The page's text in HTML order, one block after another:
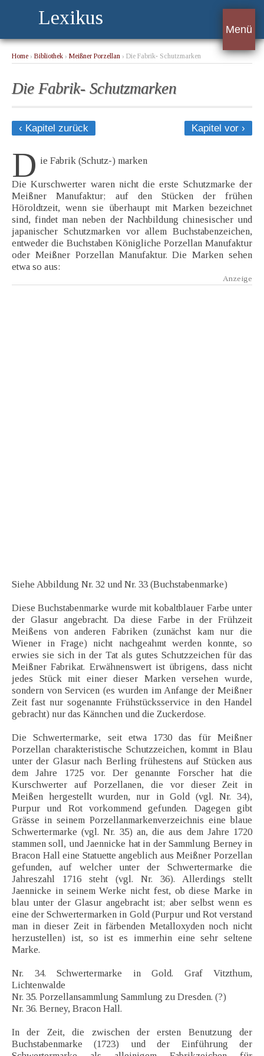
Lexikus
Menü
Home › Bibliothek › Meißner Porzellan › Die Fabrik- Schutzmarken
Die Fabrik- Schutzmarken
‹ Kapitel zurück Kapitel vor ›
D ie Fabrik (Schutz-) marken
Die Kurschwerter waren nicht die erste Schutzmarke der
Meißner Manufaktur; auf den Stücken der frühen
Höroldtzeit, wenn sie überhaupt mit Marken bezeichnet
sind, findet man neben der Nachbildung chinesischer und
japanischer Schutzmarken vor allem Buchstabenzeichen,
entweder die Buchstaben Königliche Porzellan Manufaktur
oder Meißner Porzellan Manufaktur. Die Marken sehen
etwa so aus:
Siehe Abbildung Nr. 32 und Nr. 33 (Buchstabenmarke)
Diese Buchstabenmarke wurde mit kobaltblauer Farbe unter
der Glasur angebracht. Da diese Farbe in der Frühzeit
Meißens von anderen Fabriken (zunächst kam nur die
Wiener in Frage) nicht nachgeahmt werden konnte, so
erwies sie sich in der Tat als gutes Schutzzeichen für das
Meißner Fabrikat. Erwähnenswert ist übrigens, dass nicht
jedes Stück mit einer dieser Marken versehen wurde,
sondern von Servicen (es wurden im Anfange der Meißner
Zeit fast nur sogenannte Frühstücksservice in den Handel
gebracht) nur das Kännchen und die Zuckerdose.
Die Schwertermarke, seit etwa 1730 das für Meißner
Porzellan charakteristische Schutzzeichen, kommt in Blau
unter der Glasur nach Berling frühestens auf Stücken aus
dem Jahre 1725 vor. Der genannte Forscher hat die
Kurschwerter auf Porzellanen, die vor dieser Zeit in
Meißen hergestellt wurden, nur in Gold (vgl. Nr. 34),
Purpur und Rot vorkommend gefunden. Dagegen gibt
Grässe in seinem Porzellanmarkenverzeichnis eine blaue
Schwertermarke (vgl. Nr. 35) an, die aus dem Jahre 1720
stammen soll, und Jaennicke hat in der Sammlung Berney in
Bracon Hall eine Statuette angeblich aus Meißner Porzellan
gefunden, auf welcher unter der Schwertermarke die
Jahreszahl 1716 steht (vgl. Nr. 36). Allerdings stellt
Jaennicke in seinem Werke nicht fest, ob diese Marke in
blau unter der Glasur angebracht ist; aber selbst wenn es
eine der Schwertermarken in Gold (Purpur und Rot verstand
man in dieser Zeit in färbenden Metalloxyden noch nicht
herzustellen) ist, so ist es immerhin eine sehr seltene
Marke.
Nr. 34. Schwertermarke in Gold. Graf Vitzthum,
Lichtenwalde
Nr. 35. Porzellansammlung Sammlung zu Dresden. (?)
Nr. 36. Berney, Bracon Hall.
In der Zeit, die zwischen der ersten Benutzung der
Buchstabenmarke (1723) und der Einführung der